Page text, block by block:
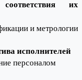
их
и метрологии
исполнителей
персоналом